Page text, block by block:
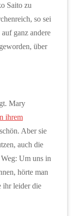
Saito zu
so sei
ganz andere
über
Mary
ihrem
Aber sie
auch die
Um uns in
hörte man
ihr leider die